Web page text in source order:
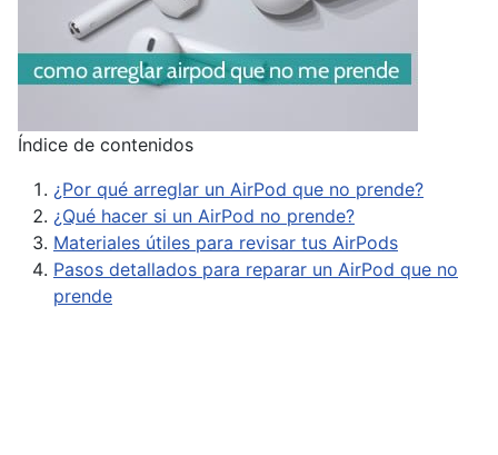
Índice de contenidos
¿Por qué arreglar un AirPod que no prende?
¿Qué hacer si un AirPod no prende?
Materiales útiles para revisar tus AirPods
Pasos detallados para reparar un AirPod que no
prende